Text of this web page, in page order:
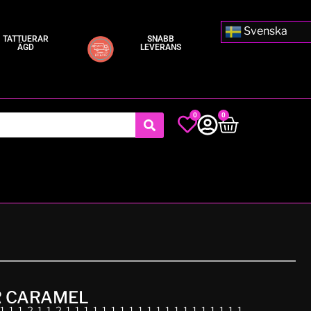
TATTUERAR
ÄGD
SNABB
LEVERANS
Svenska
0 0
CARAMEL